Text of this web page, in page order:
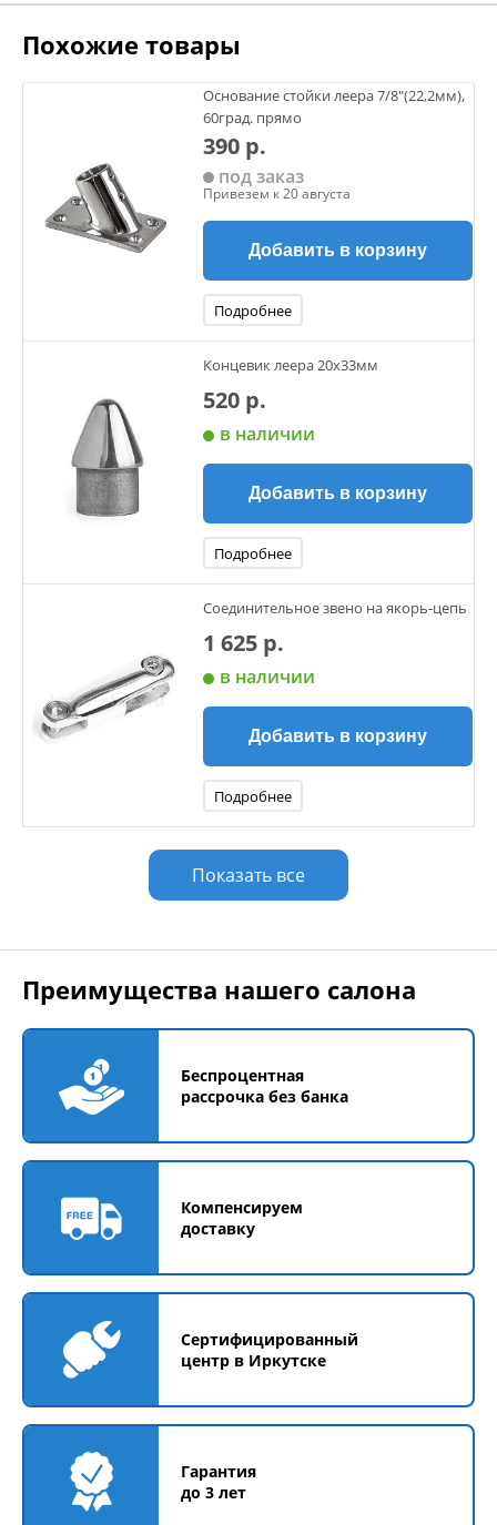
Похожие товары
Основание стойки леера 7/8"(22,2мм),
60град. прямо
390 р.
под заказ
Привезем к 20 августа
Добавить в корзину
Подробнее
Концевик леера 20х33мм
520 р.
в наличии
Добавить в корзину
Подробнее
Соединительное звено на якорь-цепь
1 625 р.
в наличии
Добавить в корзину
Подробнее
Показать все
Преимущества нашего салона
Беспроцентная
рассрочка без банка
Компенсируем
доставку
Сертифицированный
центр в Иркутске
Гарантия
до 3 лет